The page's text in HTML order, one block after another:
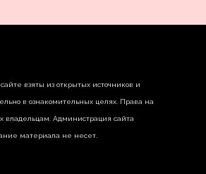
взяты из открытых источников и
в ознакомительных целях. Права на
владельцам. Администрация сайта
материала не несет.